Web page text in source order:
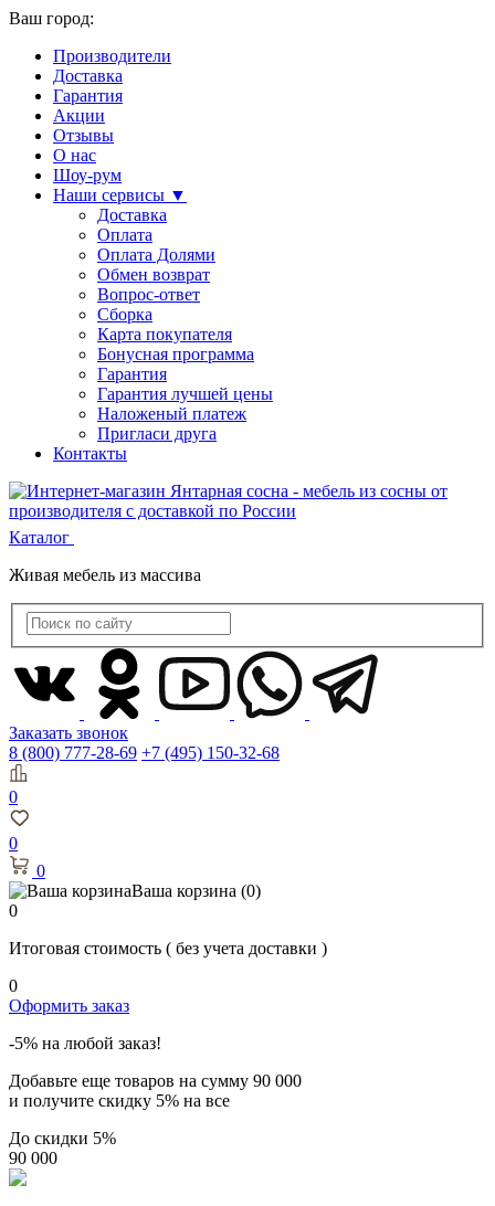
Ваш город:
Производители
Доставка
Гарантия
Акции
Отзывы
О нас
Шоу-рум
Наши сервисы ▼
Доставка
Оплата
Оплата Долями
Обмен возврат
Вопрос-ответ
Сборка
Карта покупателя
Бонусная программа
Гарантия
Гарантия лучшей цены
Наложеный платеж
Пригласи друга
Контакты
Каталог
Живая мебель из массива
Заказать звонок
8 (800) 777-28-69 +7 (495) 150-32-68
0
0
0
Ваша корзина (0)
0
Итоговая стоимость ( без учета доставки )
0
Оформить заказ
-5% на любой заказ!
Добавьте еще товаров на сумму 90 000
и получите скидку 5% на все
До скидки 5%
90 000